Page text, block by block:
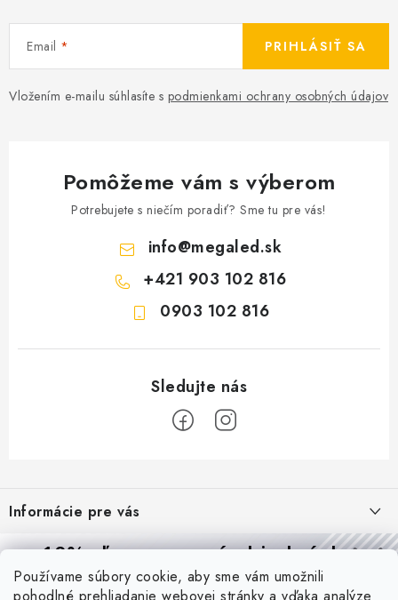
Používame súbory cookie, aby sme vám umožnili
Email
Vložením e-mailu súhlasíte s podmienkami ochrany osobných údajov
PRIHLÁSIŤ SA
Pomôžeme vám s výberom
Potrebujete s niečím poradiť? Sme tu pre vás!
info@megaled.sk
+421 903 102 816
0903 102 816
p
ä
Informácie pre vás
Reklamácie a formulár na odstúpenie od zmluvy
Obchodné podmienky
10% zľavana prvú objednávku
Prihláste sa azískajtezľavu aj praktické tipy,vďaka ktorým